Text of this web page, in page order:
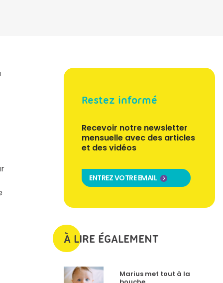
Restez informé
Recevoir notre newsletter
mensuelle avec des articles
et des vidéos
ENTREZ VOTRE EMAIL
À LIRE ÉGALEMENT
Marius met tout à la